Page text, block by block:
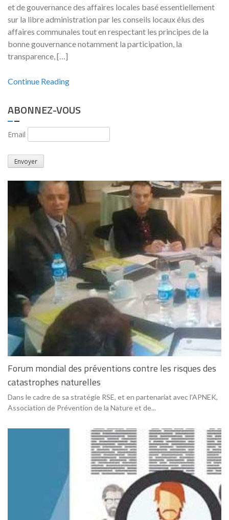
et de gouvernance des affaires locales basé essentiellement
sur la libre administration par les conseils locaux élus des
affaires communales tout en respectant les principes de la
bonne gouvernance notamment la participation, la
transparence, […]
Continue Reading
ABONNEZ-VOUS
Email
Forum mondial des préventions contre les risques des
catastrophes naturelles
Dans le cadre de sa stratégie RSE, et en partenariat avec l'APNEK,
Association de Prévention de la Nature et de...